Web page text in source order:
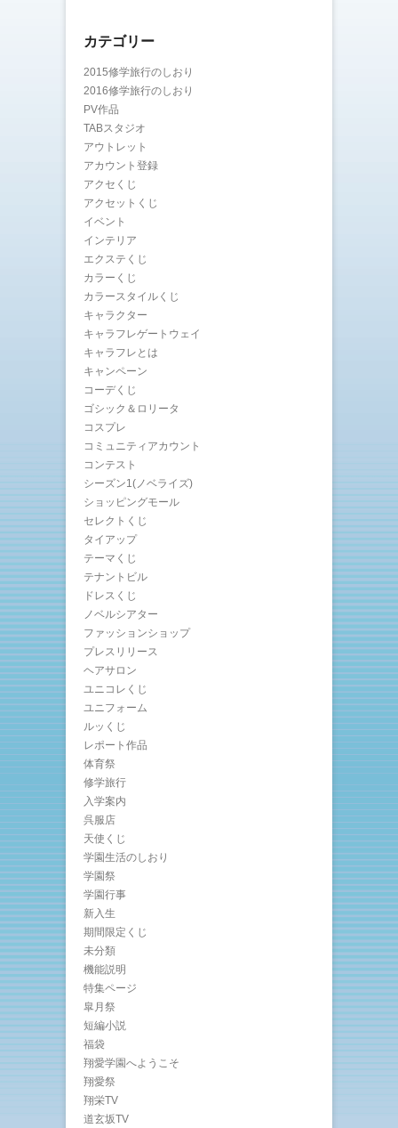
カテゴリー
2015修学旅行のしおり
2016修学旅行のしおり
PV作品
TABスタジオ
アウトレット
アカウント登録
アクセくじ
アクセットくじ
イベント
インテリア
エクステくじ
カラーくじ
カラースタイルくじ
キャラクター
キャラフレゲートウェイ
キャラフレとは
キャンペーン
コーデくじ
ゴシック＆ロリータ
コスプレ
コミュニティアカウント
コンテスト
シーズン1(ノベライズ)
ショッピングモール
セレクトくじ
タイアップ
テーマくじ
テナントビル
ドレスくじ
ノベルシアター
ファッションショップ
プレスリリース
ヘアサロン
ユニコレくじ
ユニフォーム
ルッくじ
レポート作品
体育祭
修学旅行
入学案内
呉服店
天使くじ
学園生活のしおり
学園祭
学園行事
新入生
期間限定くじ
未分類
機能説明
特集ページ
皐月祭
短編小説
福袋
翔愛学園へようこそ
翔愛祭
翔栄TV
道玄坂TV